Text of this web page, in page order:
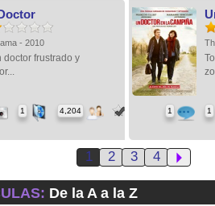
- 2010
doctor frustrado y
1 4,204 1 1
1 2 3 4
De la A a la Z